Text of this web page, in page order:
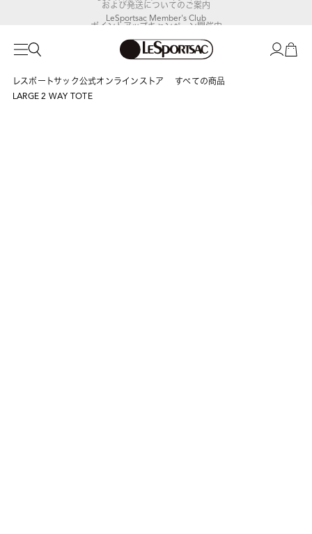
LeSportsac Member's Club
ポイントアップキャンペーン開催中
レスポートサック公式オンラインストア
すべての商品
LARGE 2 WAY TOTE